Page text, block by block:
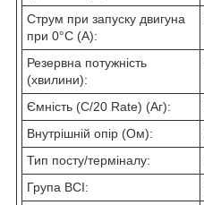
Струм при запуску двигуна
при 0°C (A):
Резервна потужність
(хвилини):
Ємність (C/20 Rate) (Аг):
Внутрішній опір (Ом):
Тип посту/терміналу:
Група BCI: